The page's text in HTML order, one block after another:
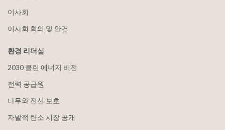
이사회
이사회 회의 및 안건
환경 리더십
2030 클린 에너지 비전
전력 공급원
나무와 전선 보호
자발적 탄소 시장 공개